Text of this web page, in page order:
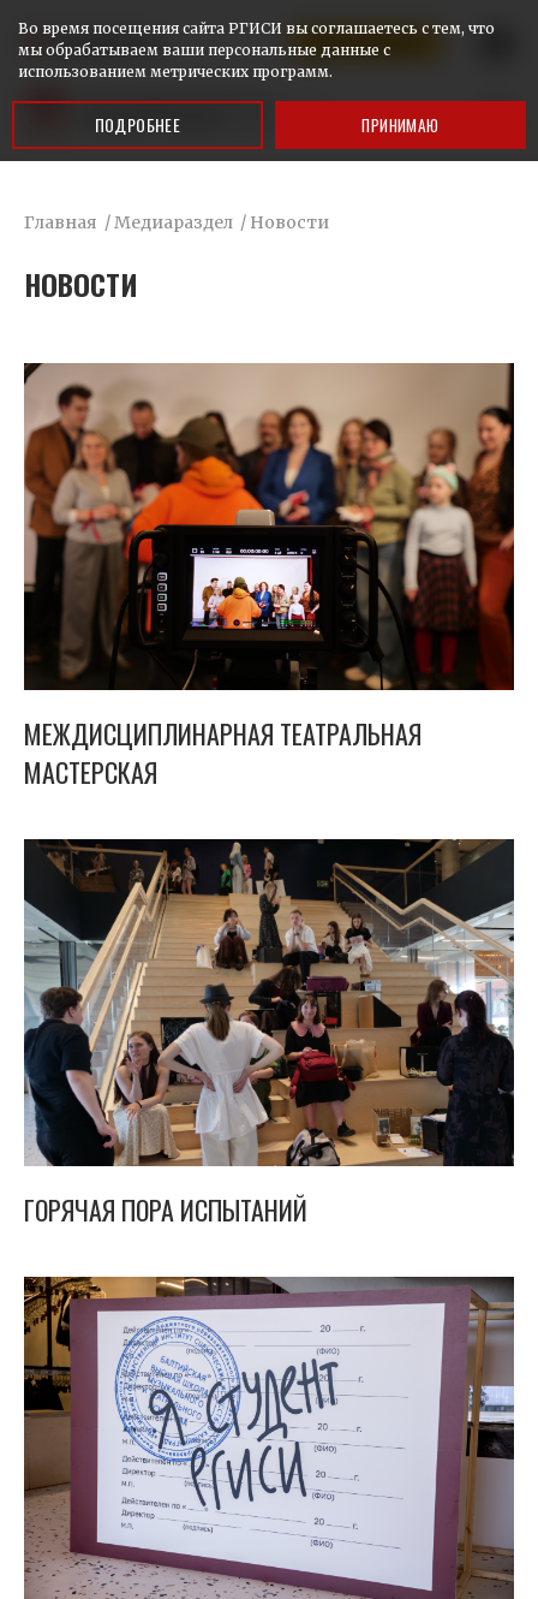
КАЛИНИНГРАД
Главная /Медиараздел / Новости
НОВОСТИ
МЕЖДИСЦИПЛИНАРНАЯ ТЕАТРАЛЬНАЯ
МАСТЕРСКАЯ
ГОРЯЧАЯ ПОРА ИСПЫТАНИЙ
Во время посещения сайта РГИСИ вы соглашаетесь с тем, что
мы обрабатываем ваши персональные данные с
использованием метрических программ.
ПОДРОБНЕЕ ПРИНИМАЮ